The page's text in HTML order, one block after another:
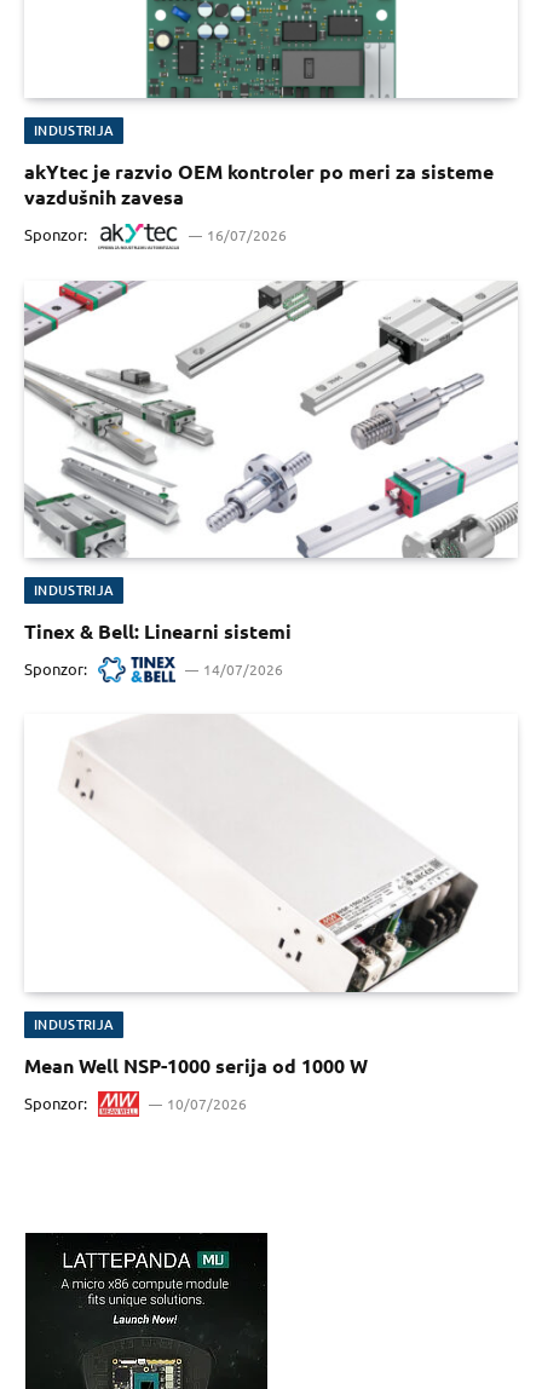
INDUSTRIJA
akYtec je razvio OEM kontroler po meri za sisteme
vazdušnih zavesa
Sponzor: 16/07/2026
INDUSTRIJA
Tinex & Bell: Linearni sistemi
Sponzor: 14/07/2026
INDUSTRIJA
Mean Well NSP-1000 serija od 1000 W
Sponzor: 10/07/2026